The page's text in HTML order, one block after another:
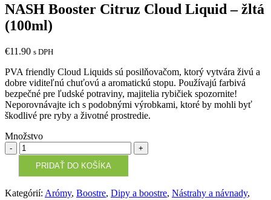
NASH Booster Citruz Cloud Liquid – žltá
(100ml)
€11.90 s DPH
PVA friendly Cloud Liquids sú posilňovačom, ktorý vytvára živú a
dobre viditeľnú chuťovú a aromatickú stopu. Používajú farbivá
bezpečné pre ľudské potraviny, majitelia rybičiek spozornite!
Neporovnávajte ich s podobnými výrobkami, ktoré by mohli byť
škodlivé pre ryby a životné prostredie.
Množstvo
Množstvo
PRIDAŤ DO KOŠÍKA
Kategórií: Arómy, Boostre, Dipy a boostre, Nástrahy a návnady,